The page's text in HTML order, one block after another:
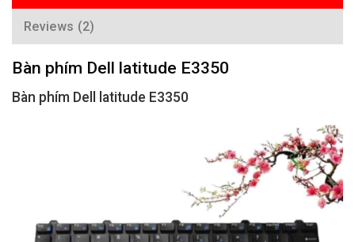
Reviews (2)
Bàn phím Dell latitude E3350
Bàn phím Dell latitude E3350